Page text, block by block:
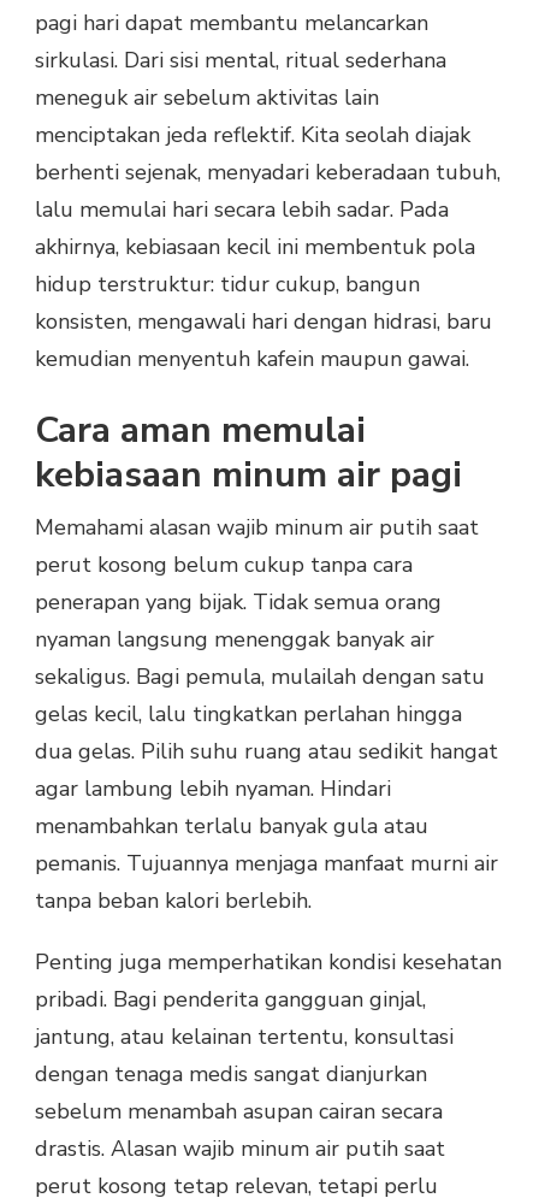
pagi hari dapat membantu melancarkan
sirkulasi. Dari sisi mental, ritual sederhana
meneguk air sebelum aktivitas lain
menciptakan jeda reflektif. Kita seolah diajak
berhenti sejenak, menyadari keberadaan tubuh,
lalu memulai hari secara lebih sadar. Pada
akhirnya, kebiasaan kecil ini membentuk pola
hidup terstruktur: tidur cukup, bangun
konsisten, mengawali hari dengan hidrasi, baru
kemudian menyentuh kafein maupun gawai.
Cara aman memulai
kebiasaan minum air pagi
Memahami alasan wajib minum air putih saat
perut kosong belum cukup tanpa cara
penerapan yang bijak. Tidak semua orang
nyaman langsung menenggak banyak air
sekaligus. Bagi pemula, mulailah dengan satu
gelas kecil, lalu tingkatkan perlahan hingga
dua gelas. Pilih suhu ruang atau sedikit hangat
agar lambung lebih nyaman. Hindari
menambahkan terlalu banyak gula atau
pemanis. Tujuannya menjaga manfaat murni air
tanpa beban kalori berlebih.
Penting juga memperhatikan kondisi kesehatan
pribadi. Bagi penderita gangguan ginjal,
jantung, atau kelainan tertentu, konsultasi
dengan tenaga medis sangat dianjurkan
sebelum menambah asupan cairan secara
drastis. Alasan wajib minum air putih saat
perut kosong tetap relevan, tetapi perlu